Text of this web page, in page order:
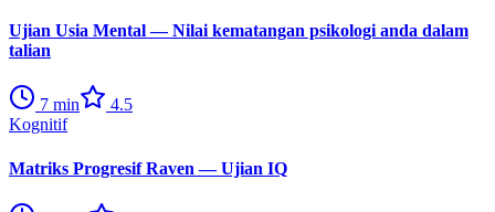
Ujian Usia Mental — Nilai kematangan psikologi anda dalam
talian
7 min
4.5
Kognitif
Matriks Progresif Raven — Ujian IQ